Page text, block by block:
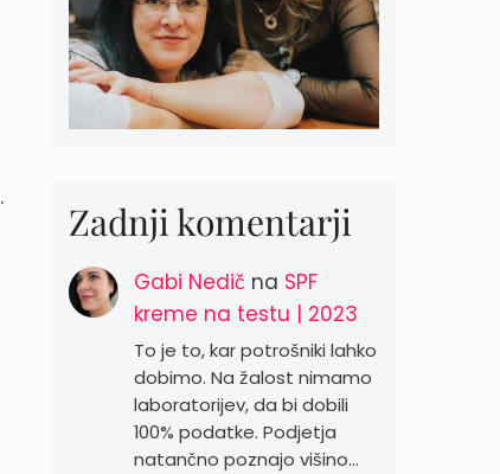
.
Zadnji komentarji
Gabi Nedič na SPF
kreme na testu | 2023
To je to, kar potrošniki lahko
dobimo. Na žalost nimamo
laboratorijev, da bi dobili
100% podatke. Podjetja
natančno poznajo višino…